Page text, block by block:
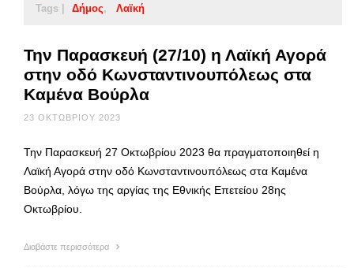
Tags | Δήμος Λαϊκή
Την Παρασκευή (27/10) η Λαϊκή Αγορά
στην οδό Κωνσταντινουπόλεως στα
Καμένα Βούρλα
23 ΟΚΤΩΒΡΊΟΥ 2023
Την Παρασκευή 27 Οκτωβρίου 2023 θα πραγματοποιηθεί η
Λαϊκή Αγορά στην οδό Κωνσταντινουπόλεως στα Καμένα
Βούρλα, λόγω της αργίας της Εθνικής Επετείου 28ης
Οκτωβρίου.
Διαβάστε περισσότερα